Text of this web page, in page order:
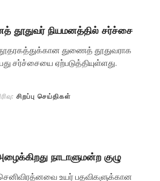
தூதுவர் நியமனத்தில் சர்ச்சை
துணைத் தூதுவராக
சர்ச்சையை ஏற்படுத்தியுள்ளது.
சிறப்பு செய்திகள்
நாடாளுமன்ற குழு
உயர் பதவிகளுக்கான